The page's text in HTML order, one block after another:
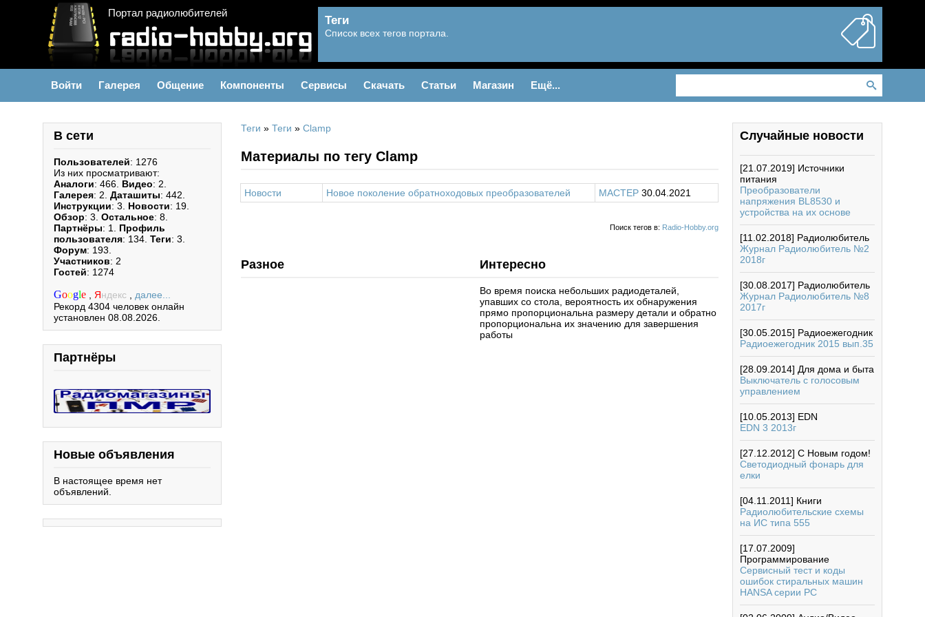
Портал радиолюбителей
Теги
Список всех тегов портала.
Войти Галерея Общение Компоненты Сервисы Скачать Статьи Магазин Ещё...
В сети
Пользователей: 1276
Из них просматривают:
Аналоги: 466. Видео: 2.
Галерея: 2. Даташиты: 442.
Инструкции: 3. Новости: 19.
Обзор: 3. Остальное: 8.
Партнёры: 1. Профиль
пользователя: 134. Теги: 3.
Форум: 193.
Участников: 2
Гостей: 1274
Google Яндекс
далее...
Рекорд 4304 человек онлайн
установлен 08.08.2026.
Партнёры
Новые объявления
В настоящее время нет
объявлений.
Теги » Теги » Clamp
Материалы по тегу Clamp
Новости Новое поколение обратноходовых преобразователей MACTEP 30.04.2021
Поиск тегов в: Radio-Hobby.org
Разное Интересно
Во время поиска небольших радиодеталей,
упавших со стола, вероятность их обнаружения
прямо пропорциональна размеру детали и обратно
пропорциональна их значению для завершения
работы
Случайные новости
[21.07.2019] Источники
питания
Преобразователи
напряжения BL8530 и
устройства на их основе
[11.02.2018] Радиолюбитель
Журнал Радиолюбитель №2
2018г
[30.08.2017] Радиолюбитель
Журнал Радиолюбитель №8
2017г
[30.05.2015] Радиоежегодник
Радиоежегодник 2015 вып.35
[28.09.2014] Для дома и быта
Выключатель с голосовым
управлением
[10.05.2013] EDN
EDN 3 2013г
[27.12.2012] С Новым годом!
Светодиодный фонарь для
елки
[04.11.2011] Книги
Радиолюбительские схемы
на ИС типа 555
[17.07.2009]
Программирование
Сервисный тест и коды
ошибок стиральных машин
HANSA серии РС